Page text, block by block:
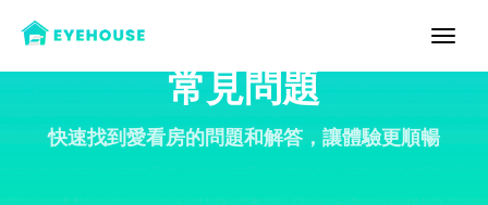
常見問題
快速找到愛看房的問題和解答，讓體驗更順暢